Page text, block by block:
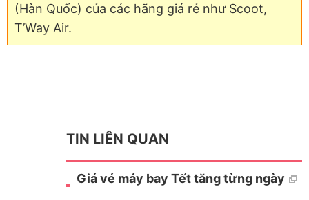
(Hàn Quốc) của các hãng giá rẻ như Scoot,
T’Way Air.
TIN LIÊN QUAN
Giá vé máy bay Tết tăng từng ngày